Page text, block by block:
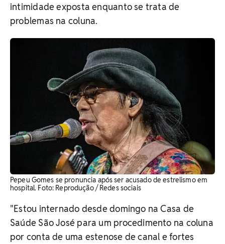
intimidade exposta enquanto se trata de
problemas na coluna.
Pepeu Gomes se pronuncia após ser acusado de estrelismo em
hospital. Foto: Reprodução / Redes sociais
"Estou internado desde domingo na Casa de
Saúde São José para um procedimento na coluna
por conta de uma estenose de canal e fortes